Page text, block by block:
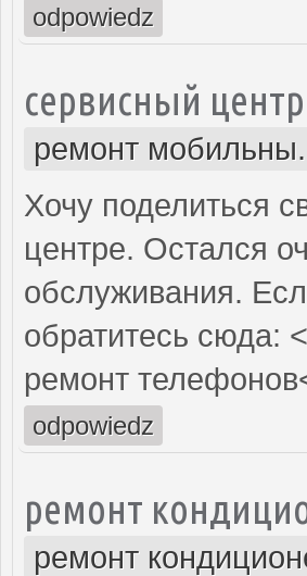
odpowiedz
сервисный центр
ремонт
Хочу поделиться
центре. Остался
обслуживания.
обратитесь сюда:
ремонт
odpowiedz
ремонт
ремонт